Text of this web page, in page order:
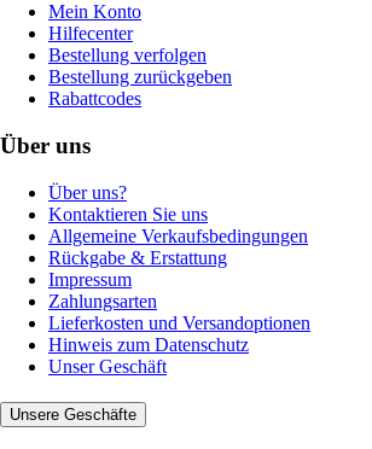
Mein Konto
Hilfecenter
Bestellung verfolgen
Bestellung zurückgeben
Rabattcodes
Über uns
Über uns?
Kontaktieren Sie uns
Allgemeine Verkaufsbedingungen
Rückgabe & Erstattung
Impressum
Zahlungsarten
Lieferkosten und Versandoptionen
Hinweis zum Datenschutz
Unser Geschäft
Unsere Geschäfte